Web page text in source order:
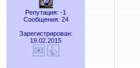
Репутация: -1
Сообщения: 24
Зарегистрирован:
19.02.2015